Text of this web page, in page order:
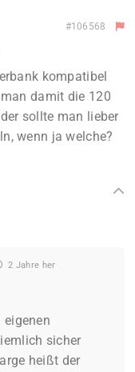
#106568
kompatibel
damit die 120
sollte man lieber
wenn ja welche?
2 Jahre her
eigenen
sicher
heißt der